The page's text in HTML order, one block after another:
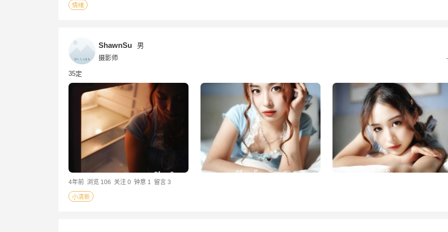
情绪
ShawnSu 男
摄影师
35定
4年前 浏览 106 关注 0 钟意 1 留言 3
小清新